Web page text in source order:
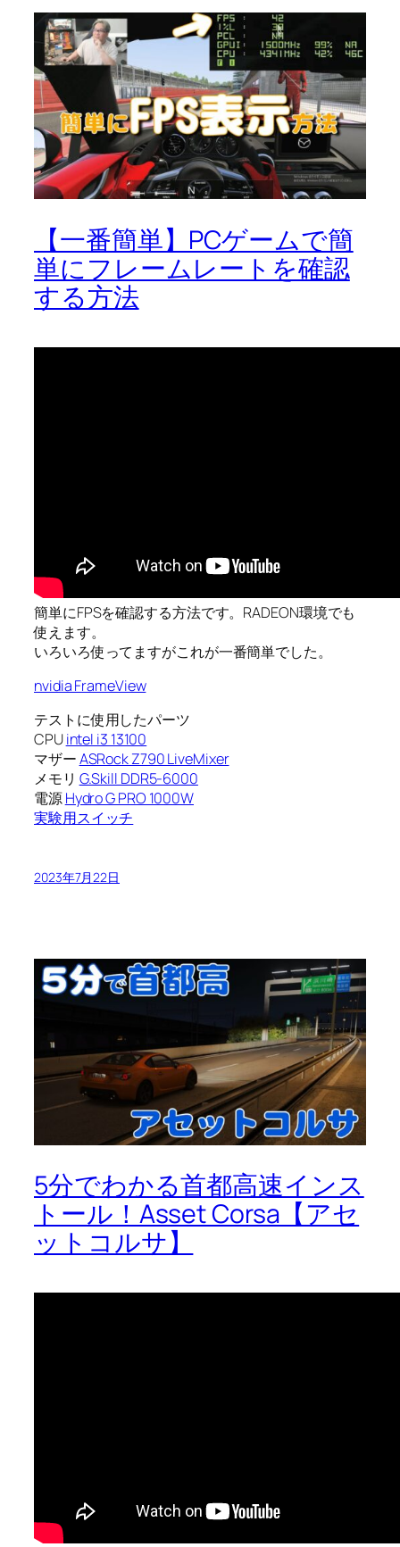
【一番簡単】PCゲームで簡
単にフレームレートを確認
する方法
簡単にFPSを確認する方法です。RADEON環境でも
使えます。
いろいろ使ってますがこれが一番簡単でした。
nvidia FrameView
テストに使用したパーツ
CPUintel i3 13100
マザーASRock Z790 LiveMixer
メモリ G.Skill DDR5-6000
電源Hydro G PRO 1000W
実験用スイッチ
2023年7月22日
5分でわかる首都高速インス
トール！Asset Corsa【アセ
ットコルサ】